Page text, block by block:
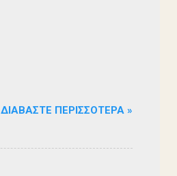
ΔΙΑΒΆΣΤΕ ΠΕΡΙΣΣΌΤΕΡΑ »